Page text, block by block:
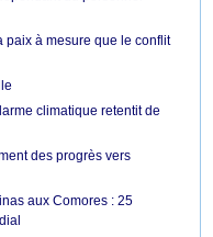
paix à mesure que le conflit
climatique retentit de
des progrès vers
aux Comores : 25